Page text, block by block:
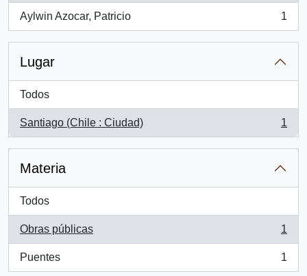
Aylwin Azocar, Patricio
, 1 resultados
1
Lugar
Todos
Santiago (Chile : Ciudad)
, 1 resultados
1
Materia
Todos
Obras públicas
, 1 resultados
1
Puentes
, 1 resultados
1